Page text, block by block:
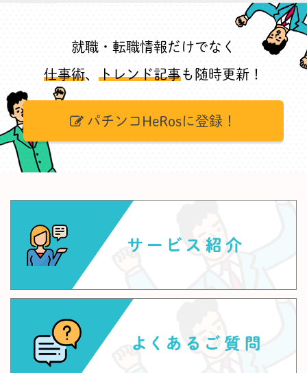
就職・転職情報だけでなく
仕事術、 トレンド記事も随時更新！
パチンコHeRosに登録！